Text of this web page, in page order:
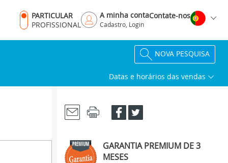
PARTICULAR
PROFISSIONAL
A minha conta
Cadastro, Login
Contate-nos
NOVA PESQUISA
Datas e horários das vendas
GARANTIA PREMIUM DE 3
MESES